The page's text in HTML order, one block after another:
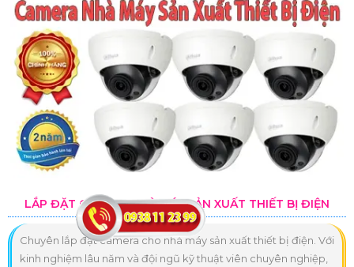
LẮP ĐẶT CAMERA NHÀ MÁY SẢN XUẤT THIẾT BỊ ĐIỆN
Chuyên lắp đặt camera cho nhà máy sản xuất thiết bị điện. Với
kinh nghiệm lâu năm và đội ngũ kỹ thuật viên chuyên nghiệp,